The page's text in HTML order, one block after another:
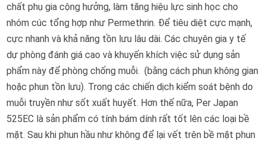
chất phụ gia cộng hưởng, làm tăng hiệu lực sinh học cho
nhóm cúc tổng hợp như Permethrin. Để tiêu diệt cực mạnh,
cực nhanh và khả năng tồn lưu lâu dài. Các chuyên gia y tế
dự phòng đánh giá cao và khuyến khích việc sử dụng sản
phẩm này để phòng chống muỗi. (bằng cách phun không gian
hoặc phun tồn lưu). Trong các chiến dịch kiểm soát bệnh do
muỗi truyền như sốt xuất huyết. Hơn thế nữa, Per Japan
525EC là sản phẩm có tính bám dính rất tốt lên các loại bề
mặt. Sau khi phun hầu như không để lại vết trên bề mặt phun